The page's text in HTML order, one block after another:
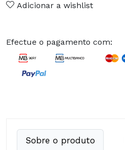
Adicionar a wishlist
Efectue o pagamento com:
Sobre o produto